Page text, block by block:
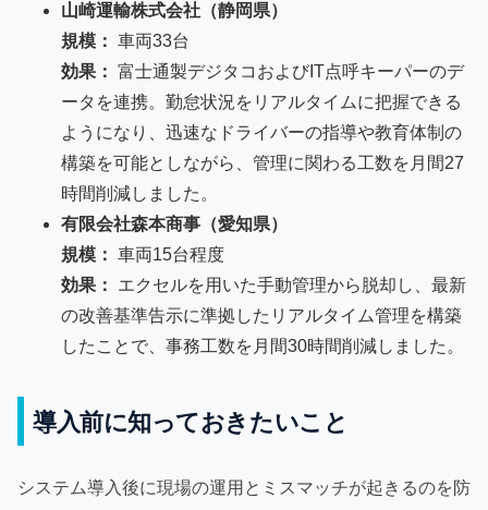
山崎運輸株式会社（静岡県）
規模： 車両33台
効果： 富士通製デジタコおよびIT点呼キーパーのデ
ータを連携。勤怠状況をリアルタイムに把握できる
ようになり、迅速なドライバーの指導や教育体制の
構築を可能としながら、管理に関わる工数を月間27
時間削減しました。
有限会社森本商事（愛知県）
規模： 車両15台程度
効果：
エクセルを用いた手動管理から脱却し、最新
の改善基準告示に準拠したリアルタイム管理を構築
したことで、事務工数を月間30時間削減しました。
導入前に知っておきたいこと
システム導入後に現場の運用とミスマッチが起きるのを防